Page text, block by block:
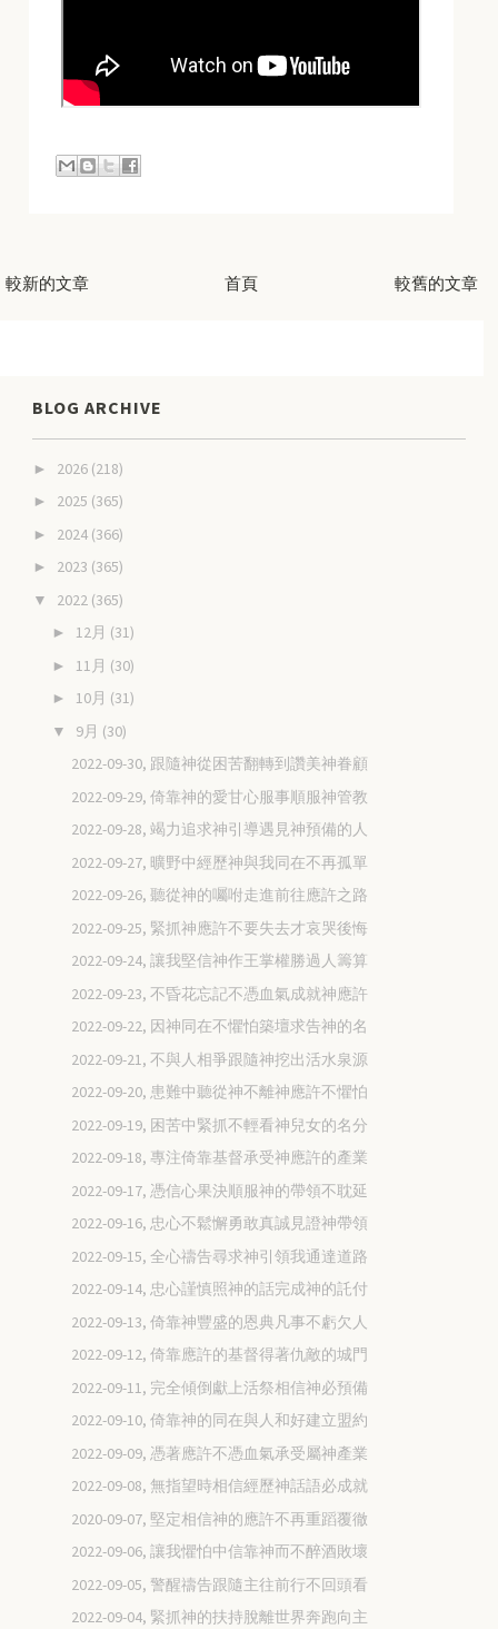
較新的文章 較舊的文章
首頁
BLOG ARCHIVE
► 2026 (218)
► 2025 (365)
► 2024 (366)
► 2023 (365)
▼ 2022 (365)
► 12月 (31)
► 11月 (30)
► 10月 (31)
▼ 9月 (30)
2022-09-30, 跟隨神從困苦翻轉到讚美神眷顧
2022-09-29, 倚靠神的愛甘心服事順服神管教
2022-09-28, 竭力追求神引導遇見神預備的人
2022-09-27, 曠野中經歷神與我同在不再孤單
2022-09-26, 聽從神的囑咐走進前往應許之路
2022-09-25, 緊抓神應許不要失去才哀哭後悔
2022-09-24, 讓我堅信神作王掌權勝過人籌算
2022-09-23, 不昏花忘記不憑血氣成就神應許
2022-09-22, 因神同在不懼怕築壇求告神的名
2022-09-21, 不與人相爭跟隨神挖出活水泉源
2022-09-20, 患難中聽從神不離神應許不懼怕
2022-09-19, 困苦中緊抓不輕看神兒女的名分
2022-09-18, 專注倚靠基督承受神應許的產業
2022-09-17, 憑信心果決順服神的帶領不耽延
2022-09-16, 忠心不鬆懈勇敢真誠見證神帶領
2022-09-15, 全心禱告尋求神引領我通達道路
2022-09-14, 忠心謹慎照神的話完成神的託付
2022-09-13, 倚靠神豐盛的恩典凡事不虧欠人
2022-09-12, 倚靠應許的基督得著仇敵的城門
2022-09-11, 完全傾倒獻上活祭相信神必預備
2022-09-10, 倚靠神的同在與人和好建立盟約
2022-09-09, 憑著應許不憑血氣承受屬神產業
2022-09-08, 無指望時相信經歷神話語必成就
2020-09-07, 堅定相信神的應許不再重蹈覆徹
2022-09-06, 讓我懼怕中信靠神而不醉酒敗壞
2022-09-05, 警醒禱告跟隨主往前行不回頭看
2022-09-04, 緊抓神的扶持脫離世界奔跑向主